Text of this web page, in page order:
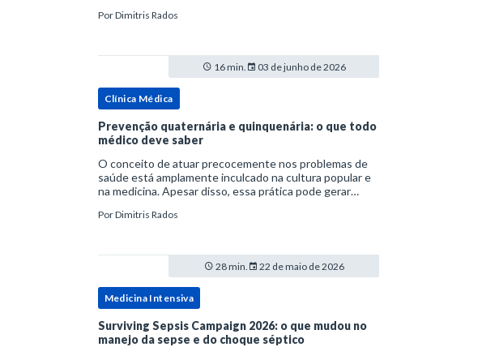
específica de disbiose do trato digestivo. P
PorDimitris Rados
16 min. 03 de junho de 2026
Clínica Médica
Prevenção quaternária e quinquenária: o que todo
médico deve saber
O conceito de atuar precocemente nos problemas de
saúde está amplamente inculcado na cultura popular e
na medicina. Apesar disso, essa prática pode gerar
tratamentos podem advir de prevenção excessiva
PorDimitris Rados
28 min. 22 de maio de 2026
Medicina Intensiva
Surviving Sepsis Campaign 2026: o que mudou no
manejo da sepse e do choque séptico